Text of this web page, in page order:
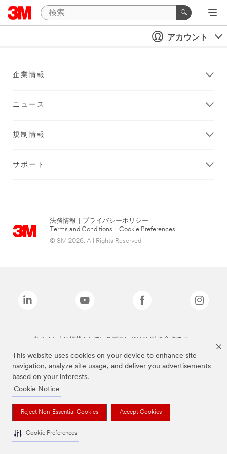
This website uses cookies on your device to enhance site
navigation, analyze site usage, and deliver you advertisements
based on your interests.
Cookie Notice
Reject Non-Essential Cookies Accept Cookies
Cookie Preferences
アカウント
企業情報
ニュース
規制情報
サポート
法務情報 プライバシーポリシー
Terms and Conditions
Cookie Preferences
© 3M 2026. All Rights Reserved.
当サイト上に掲載されているブランドは3M社の商標です。